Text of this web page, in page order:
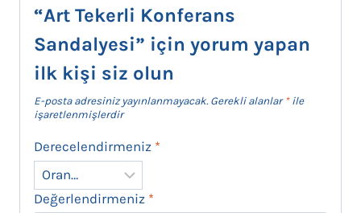
“Art Tekerli Konferans
Sandalyesi” için yorum yapan
ilk kişi siz olun
E-posta adresiniz yayınlanmayacak. Gerekli alanlar *ile
işaretlenmişlerdir
Derecelendirmeniz *
Değerlendirmeniz *